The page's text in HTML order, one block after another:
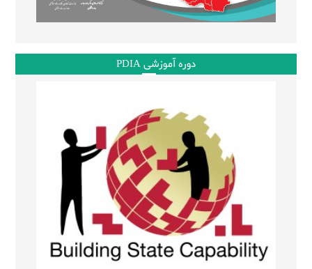
دوره آموزشی PDIA